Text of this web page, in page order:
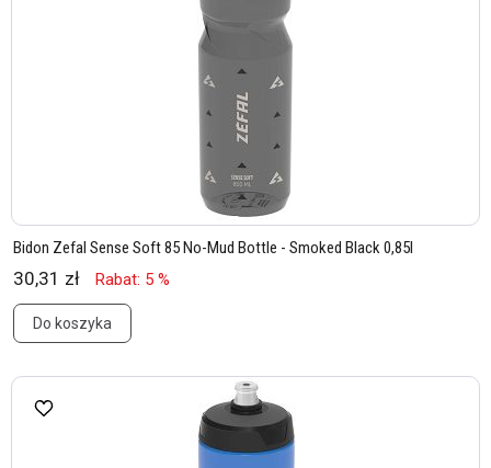
Bidon Zefal Sense Soft 85 No-Mud Bottle - Smoked Black 0,85l
30,31 zł Rabat: 5 %
Do koszyka